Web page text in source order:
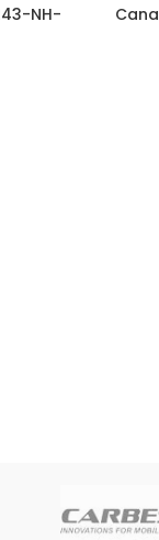
NH-